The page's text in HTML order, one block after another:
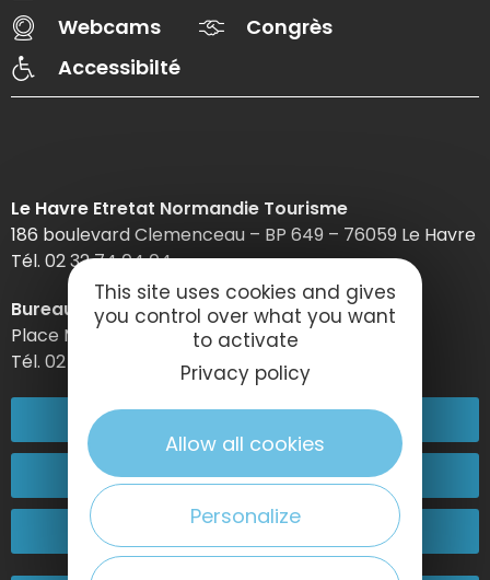
Webcams
Congrès
Accessibilté
Le Havre Etretat Normandie Tourisme
186 boulevard Clemenceau – BP 649 – 76059 Le Havre
Tél. 02 32 74 04 04 –
Bureau d’information d’Etretat
Place Maurice Guillard – 76790 Étretat
Tél. 02 35 27 05 21
Contactez-nous
Passez nous voir !
This site uses cookies and gives
you control over what you want
to activate
Privacy policy
Allow all cookies
Personalize